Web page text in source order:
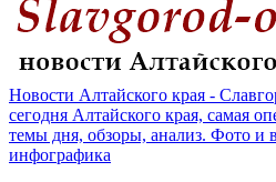
Новости Алтайского края -
сегодня Алтайского края, самая
темы дня, обзоры, анализ. Фото и
инфографика